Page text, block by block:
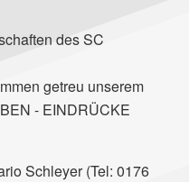
des SC
getreu unserem
- EINDRÜCKE
Schleyer (Tel: 0176